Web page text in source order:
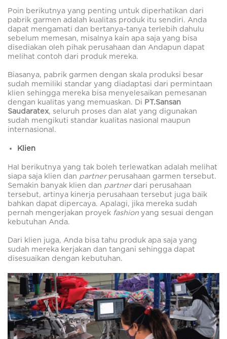
Poin berikutnya yang penting untuk diperhatikan dari
pabrik garmen adalah kualitas produk itu sendiri. Anda
dapat mengamati dan bertanya-tanya terlebih dahulu
sebelum memesan, misalnya kain apa saja yang bisa
disediakan oleh pihak perusahaan dan Andapun dapat
melihat contoh dari produk mereka.
Biasanya, pabrik garmen dengan skala produksi besar
sudah memiliki standar yang diadaptasi dari permintaan
klien sehingga mereka bisa menyelesaikan pemesanan
dengan kualitas yang memuaskan. Di PT.Sansan
Saudaratex, seluruh proses dan alat yang digunakan
sudah mengikuti standar kualitas nasional maupun
internasional.
Klien
Hal berikutnya yang tak boleh terlewatkan adalah melihat
siapa saja klien dan partnerperusahaan garmen tersebut.
Semakin banyak klien dan partnerdari perusahaan
tersebut, artinya kinerja perusahaan tersebut juga baik
bahkan dapat dipercaya. Apalagi, jika mereka sudah
pernah mengerjakan proyek fashion yang sesuai dengan
kebutuhan Anda.
Dari klien juga, Anda bisa tahu produk apa saja yang
sudah mereka kerjakan dan tangani sehingga dapat
disesuaikan dengan kebutuhan.